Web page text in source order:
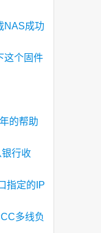
NAS成功
这个固件
的帮助
行收
指定的IP
多线负